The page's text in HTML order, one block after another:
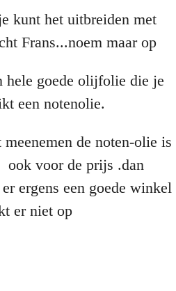
kunt het uitbreiden met
Frans...noem maar op
hele goede olijfolie die je
een notenolie.
de noten-olie is
ook voor de prijs .dan
ergens een goede winkel
er niet op